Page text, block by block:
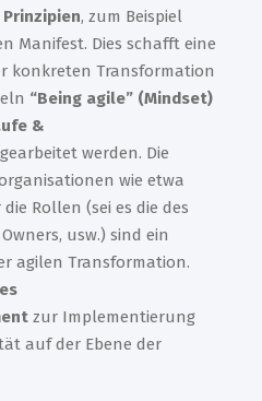
, zum Beispiel
Manifest. Dies schafft eine
konkreten Transformation
“Being agile” (Mindset)
&
werden. Die
wie etwa
Rollen (sei es die des
usw.) sind ein
agilen Transformation.
zur Implementierung
auf der Ebene der